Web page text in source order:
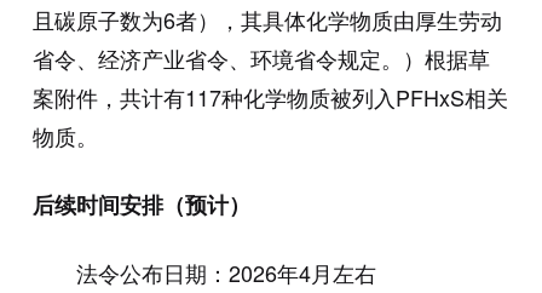
且碳原子数为6者），其具体化学物质由厚生劳动
省令、经济产业省令、环境省令规定。）根据草
案附件，共计有117种化学物质被列入PFHxS相关
物质。
后续时间安排（预计）
法令公布日期：2026年4月左右